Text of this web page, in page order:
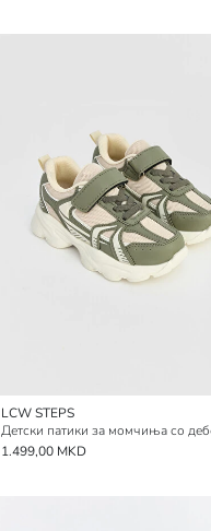
LCW STEPS
Детски патики за момчиња со
1.499,00 MKD